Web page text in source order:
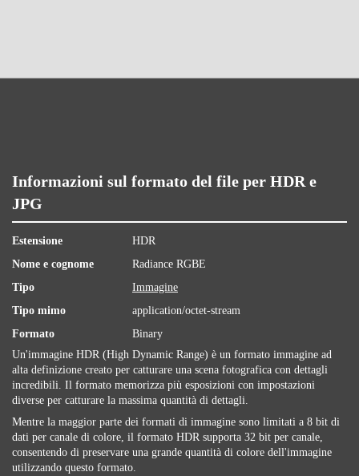
Informazioni sul formato del file per HDR e
JPG
Estensione
HDR
Nome e cognome
Radiance RGBE
Tipo
Immagine
Tipo mimo
application/octet-stream
Formato
Binary
Un'immagine HDR (High Dynamic Range) è un formato immagine ad
alta definizione creato per catturare una scena fotografica con dettagli
incredibili. Il formato memorizza più esposizioni con impostazioni
diverse per catturare la massima quantità di dettagli.
Mentre la maggior parte dei formati di immagine sono limitati a 8 bit di
dati per canale di colore, il formato HDR supporta 32 bit per canale,
consentendo di preservare una grande quantità di colore dell'immagine
utilizzando questo formato.